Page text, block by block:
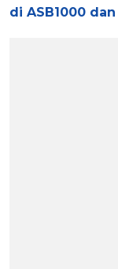
di ASB1000